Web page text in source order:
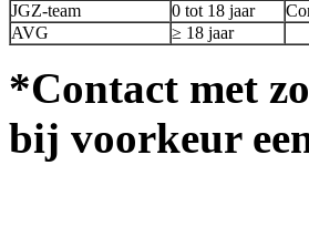
JGZ-team
0 tot 18 jaar
AVG
≥ 18 jaar
*Contact met
bij voorkeur